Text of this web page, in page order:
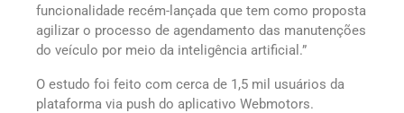
funcionalidade recém-lançada que tem como proposta
agilizar o processo de agendamento das manutenções
do veículo por meio da inteligência artificial.”
O estudo foi feito com cerca de 1,5 mil usuários da
plataforma via push do aplicativo Webmotors.